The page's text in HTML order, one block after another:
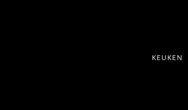
KEUKEN